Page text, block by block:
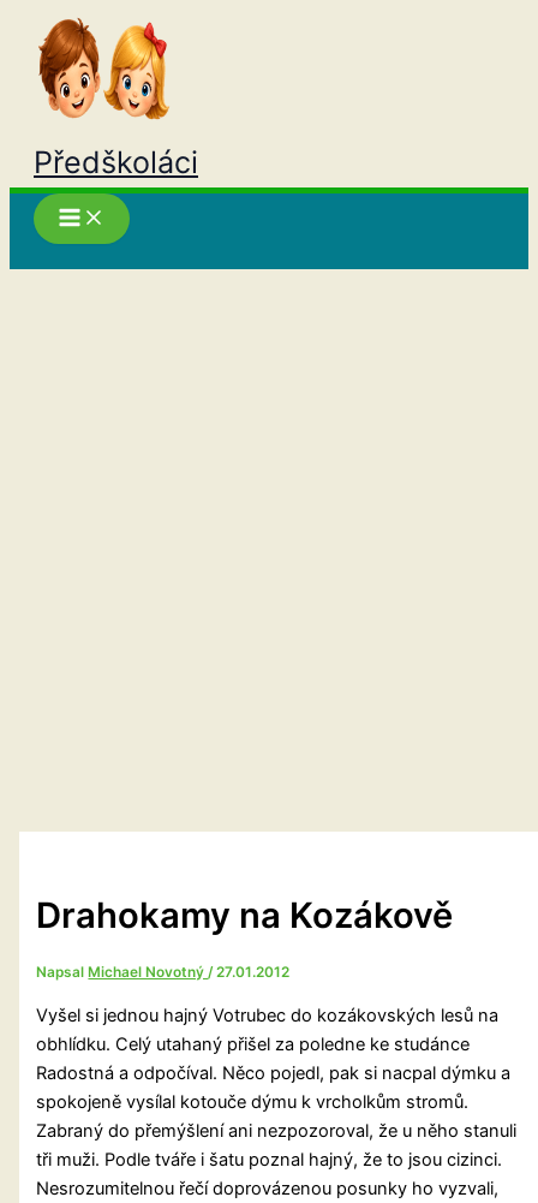
Přeskočit
obsah
Předškoláci
Drahokamy na Kozákově
Napsal Michael Novotný/27.01.2012
Vyšel si jednou hajný Votrubec do kozákovských lesů na
obhlídku. Celý utahaný přišel za poledne ke studánce
Radostná a odpočíval. Něco pojedl, pak si nacpal dýmku a
spokojeně vysílal kotouče dýmu k vrcholkům stromů.
Zabraný do přemýšlení ani nezpozoroval, že u něho stanuli
tři muži. Podle tváře i šatu poznal hajný, že to jsou cizinci.
Nesrozumitelnou řečí doprovázenou posunky ho vyzvali,